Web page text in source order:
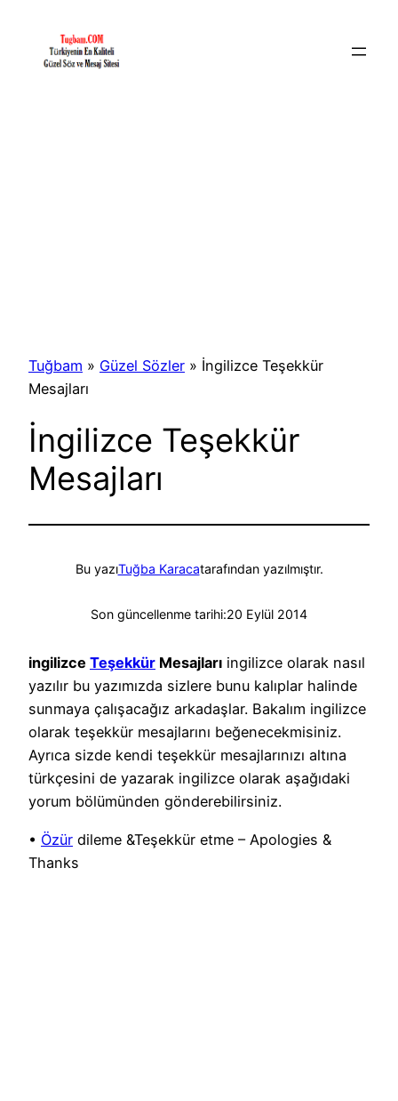
Tuğbam » Güzel Sözler » İngilizce Teşekkür
Mesajları
İngilizce Teşekkür
Mesajları
Bu yazıTuğba Karacatarafından yazılmıştır.
Son güncellenme tarihi:20 Eylül 2014
ingilizce Teşekkür Mesajları ingilizce olarak nasıl
yazılır bu yazımızda sizlere bunu kalıplar halinde
sunmaya çalışacağız arkadaşlar. Bakalım ingilizce
olarak teşekkür mesajlarını beğenecekmisiniz.
Ayrıca sizde kendi teşekkür mesajlarınızı altına
türkçesini de yazarak ingilizce olarak aşağıdaki
yorum bölümünden gönderebilirsiniz.
• Özür dileme &Teşekkür etme – Apologies &
Thanks